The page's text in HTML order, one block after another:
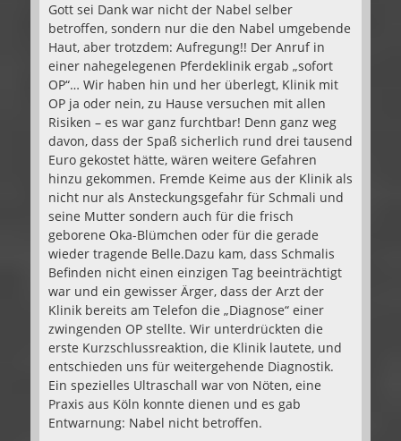
Gott sei Dank war nicht der Nabel selber
betroffen, sondern nur die den Nabel umgebende
Haut, aber trotzdem: Aufregung!! Der Anruf in
einer nahegelegenen Pferdeklinik ergab „sofort
OP“… Wir haben hin und her überlegt, Klinik mit
OP ja oder nein, zu Hause versuchen mit allen
Risiken – es war ganz furchtbar! Denn ganz weg
davon, dass der Spaß sicherlich rund drei tausend
Euro gekostet hätte, wären weitere Gefahren
hinzu gekommen. Fremde Keime aus der Klinik als
nicht nur als Ansteckungsgefahr für Schmali und
seine Mutter sondern auch für die frisch
geborene Oka-Blümchen oder für die gerade
wieder tragende Belle.Dazu kam, dass Schmalis
Befinden nicht einen einzigen Tag beeinträchtigt
war und ein gewisser Ärger, dass der Arzt der
Klinik bereits am Telefon die „Diagnose“ einer
zwingenden OP stellte. Wir unterdrückten die
erste Kurzschlussreaktion, die Klinik lautete, und
entschieden uns für weitergehende Diagnostik.
Ein spezielles Ultraschall war von Nöten, eine
Praxis aus Köln konnte dienen und es gab
Entwarnung: Nabel nicht betroffen.